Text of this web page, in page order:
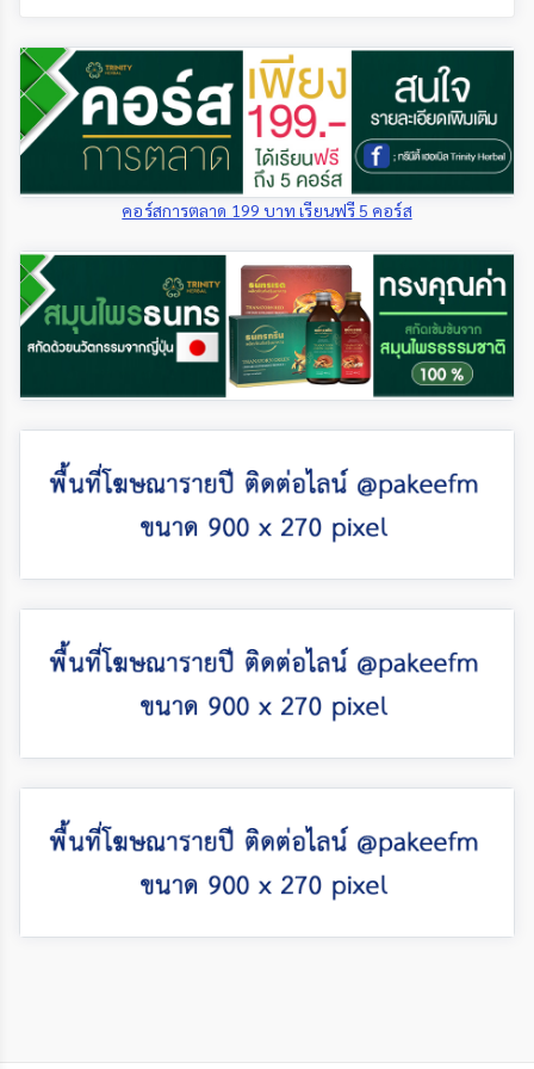
คอร์สการตลาด 199 บาท เรียนฟรี 5 คอร์ส